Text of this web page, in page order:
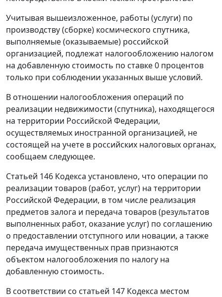
Учитывая вышеизложенное, работы (услуги) по
производству (сборке) космического спутника,
выполняемые (оказываемые) российской
организацией, подлежат налогообложению налогом
на добавленную стоимость по ставке 0 процентов
только при соблюдении указанных выше условий.
В отношении налогообложения операций по
реализации недвижимости (спутника), находящегося
на территории Российской Федерации,
осуществляемых иностранной организацией, не
состоящей на учете в российских налоговых органах,
сообщаем следующее.
Статьей 146 Кодекса установлено, что операции по
реализации товаров (работ, услуг) на территории
Российской Федерации, в том числе реализация
предметов залога и передача товаров (результатов
выполненных работ, оказание услуг) по соглашению
о предоставлении отступного или новации, а также
передача имущественных прав признаются
объектом налогообложения по налогу на
добавленную стоимость.
В соответствии со статьей 147 Кодекса местом